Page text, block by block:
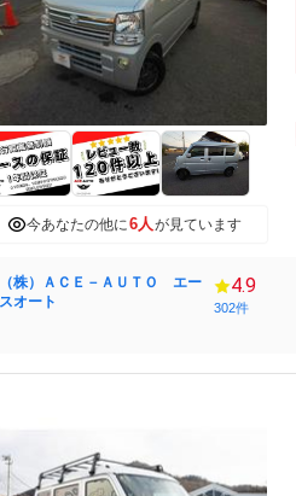
今あなたの他に6人 が見ています
（株）ＡＣＥ－ＡＵＴＯ エー
スオート
4.9
302件